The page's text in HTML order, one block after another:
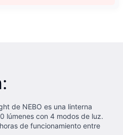
de NEBO es una linterna
lúmenes con 4 modos de luz.
de funcionamiento entre